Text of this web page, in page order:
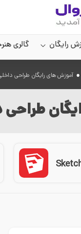
رایگان گالری
● آموزش های رایگان طراحی
طراحی